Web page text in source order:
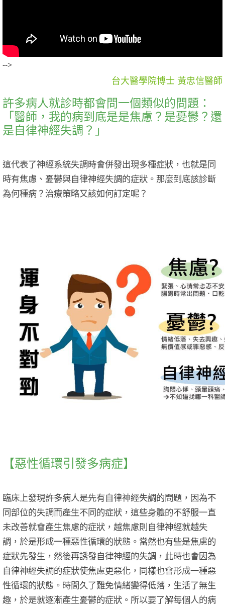
-->
台大醫學院博士 黃忠信醫師
許多病人就診時都會問一個類似的問題：
「醫師，我的病到底是是焦慮？是憂鬱？還
是自律神經失調？」
這代表了神經系統失調時會併發出現多種症狀，也就是同
時有焦慮、憂鬱與自律神經失調的症狀。那麼到底該診斷
為何種病？治療策略又該如何訂定呢？
【惡性循環引發多病症】
臨床上發現許多病人是先有自律神經失調的問題，因為不
同部位的失調而產生不同的症狀，這些身體的不舒服一直
未改善就會產生焦慮的症狀，越焦慮則自律神經就越失
調，於是形成一種惡性循環的狀態。當然也有些是焦慮的
症狀先發生，然後再誘發自律神經的失調，此時也會因為
自律神經失調的症狀使焦慮更惡化，同樣也會形成一種惡
性循環的狀態。時間久了難免情緒變得低落，生活了無生
趣，於是就逐漸產生憂鬱的症狀。所以要了解每個人的病